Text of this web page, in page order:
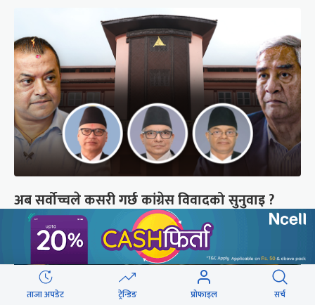
अब सर्वोच्चले कसरी गर्छ कांग्रेस विवादको सुनुवाइ ?
ताजा अपडेट ट्रेन्डिङ प्रोफाइल सर्च